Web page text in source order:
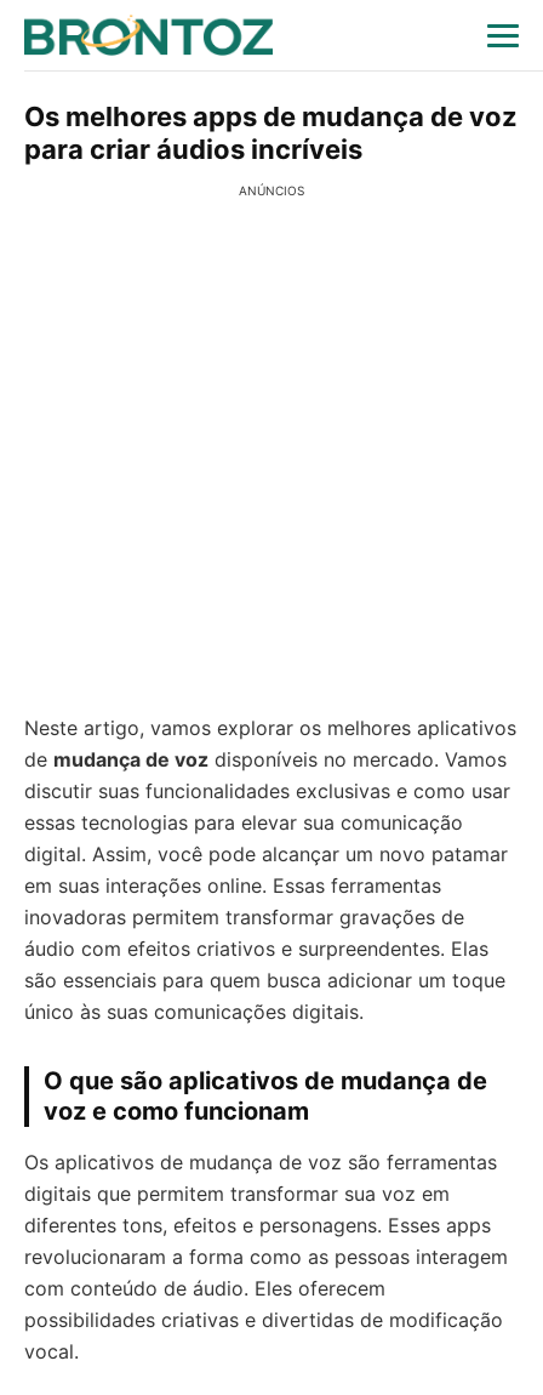
Os melhores apps de mudança de voz
para criar áudios incríveis
ANÚNCIOS
Neste artigo, vamos explorar os melhores aplicativos
de mudança de voz disponíveis no mercado. Vamos
discutir suas funcionalidades exclusivas e como usar
essas tecnologias para elevar sua comunicação
digital. Assim, você pode alcançar um novo patamar
em suas interações online. Essas ferramentas
inovadoras permitem transformar gravações de
áudio com efeitos criativos e surpreendentes. Elas
são essenciais para quem busca adicionar um toque
único às suas comunicações digitais.
O que são aplicativos de mudança de
voz e como funcionam
Os aplicativos de mudança de voz são ferramentas
digitais que permitem transformar sua voz em
diferentes tons, efeitos e personagens. Esses apps
revolucionaram a forma como as pessoas interagem
com conteúdo de áudio. Eles oferecem
possibilidades criativas e divertidas de modificação
vocal.